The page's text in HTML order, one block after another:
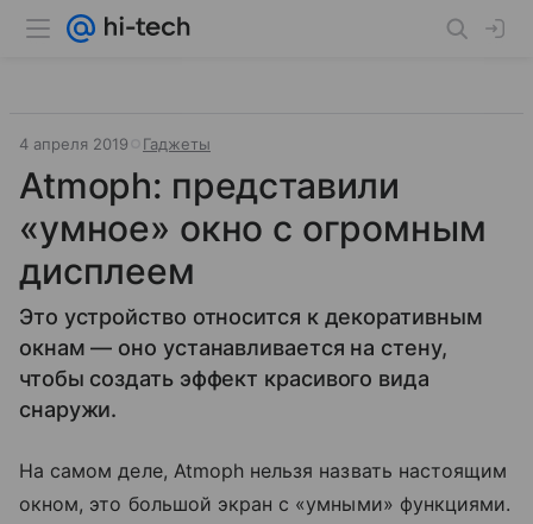
4 апреля 2019 Гаджеты
Atmoph: представили
«умное» окно с огромным
дисплеем
Это устройство относится к декоративным
окнам — оно устанавливается на стену,
чтобы создать эффект красивого вида
снаружи.
На самом деле, Atmoph нельзя назвать настоящим
окном, это большой экран с «умными» функциями.